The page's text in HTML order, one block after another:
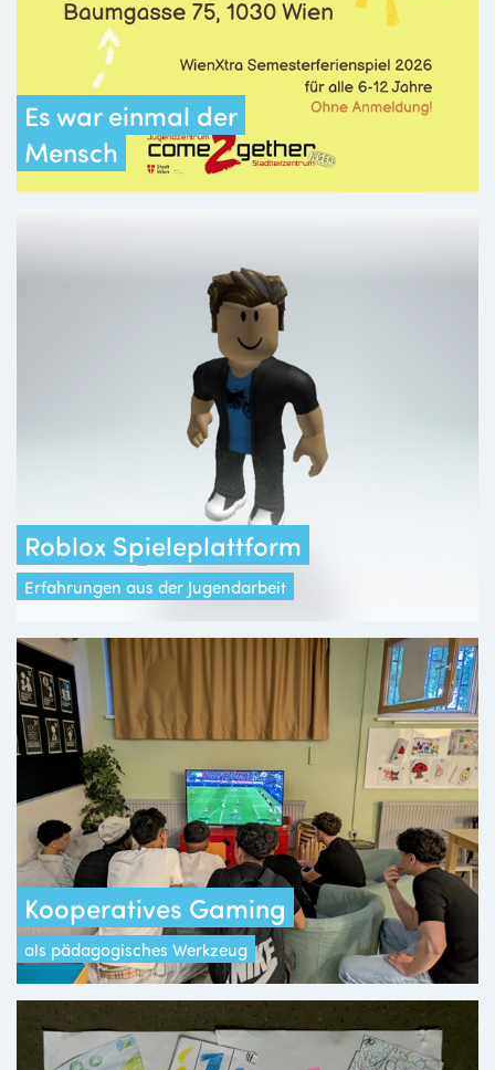
Es war einmal der
Mensch
Roblox Spieleplattform
Erfahrungen aus der Jugendarbeit
Kooperatives Gaming
als pädagogisches Werkzeug